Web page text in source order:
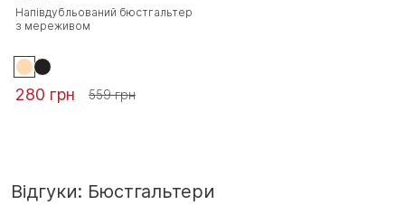
Напівдубльований бюстгальтер
з мереживом
280 грн 559 грн
Відгуки: Бюстгальтери